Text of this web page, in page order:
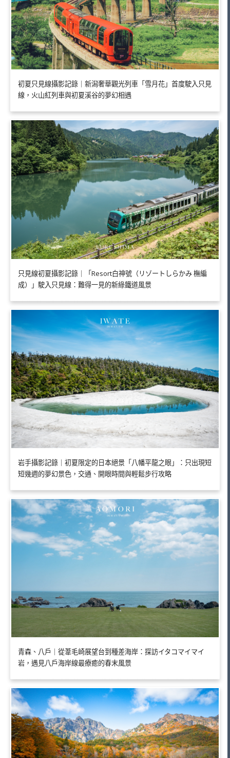
初夏只見線攝影記錄｜新潟奢華觀光列車「雪月花」首度駛入只見
線，火山紅列車與初夏溪谷的夢幻相遇
只見線初夏攝影記錄｜「Resort白神號（リゾートしらかみ 橅編
成）」駛入只見線：難得一見的新綠鐵道風景
岩手攝影記錄｜初夏限定的日本絕景「八幡平龍之眼」：只出現短
短幾週的夢幻景色，交通、開眼時間與輕鬆步行攻略
青森、八戶｜從葦毛崎展望台到種差海岸：探訪イタコマイマイ
岩，遇見八戶海岸線最療癒的春末風景